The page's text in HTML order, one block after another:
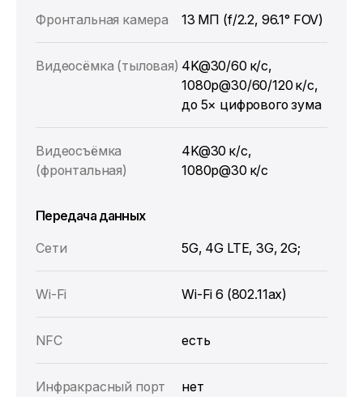
Фронтальная камера 13 МП (f/2.2, 96.1° FOV)
Видеосёмка (тыловая) 4K@30/60 к/с,
1080p@30/60/120 к/с,
до 5× цифрового зума
Видеосъёмка
(фронтальная)
4K@30 к/с,
1080p@30 к/с
Передача данных
Сети
5G, 4G LTE, 3G, 2G;
Wi‑Fi Wi‑Fi 6 (802.11ax)
NFC есть
Инфракрасный порт нет